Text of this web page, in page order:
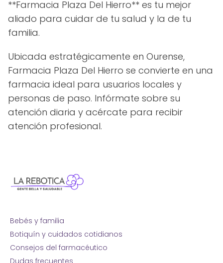
**Farmacia Plaza Del Hierro** es tu mejor
aliado para cuidar de tu salud y la de tu
familia.
Ubicada estratégicamente en Ourense,
Farmacia Plaza Del Hierro se convierte en una
farmacia ideal para usuarios locales y
personas de paso. Infórmate sobre su
atención diaria y acércate para recibir
atención profesional.
Bebés y familia
Botiquín y cuidados cotidianos
Consejos del farmacéutico
Dudas frecuentes